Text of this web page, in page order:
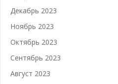
Декабрь 2023
Ноябрь 2023
Октябрь 2023
Сентябрь 2023
Август 2023